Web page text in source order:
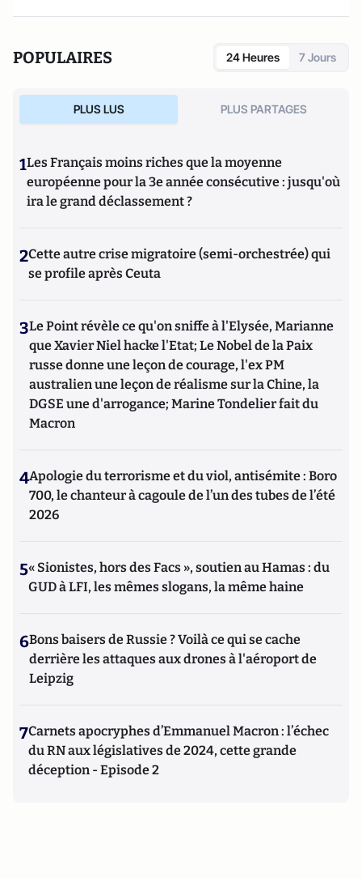
POPULAIRES 24 Heures 7 Jours
PLUS LUS PLUS PARTAGES
1Les Français moins riches que la moyenne
européenne pour la 3e année consécutive : jusqu'où
ira le grand déclassement ?
2Cette autre crise migratoire (semi-orchestrée) qui
se profile après Ceuta
3Le Point révèle ce qu'on sniffe à l'Elysée, Marianne
que Xavier Niel hacke l'Etat; Le Nobel de la Paix
russe donne une leçon de courage, l'ex PM
australien une leçon de réalisme sur la Chine, la
DGSE une d'arrogance; Marine Tondelier fait du
Macron
4Apologie du terrorisme et du viol, antisémite : Boro
700, le chanteur à cagoule de l’un des tubes de l’été
2026
5« Sionistes, hors des Facs », soutien au Hamas : du
GUD à LFI, les mêmes slogans, la même haine
6Bons baisers de Russie ? Voilà ce qui se cache
derrière les attaques aux drones à l'aéroport de
Leipzig
7Carnets apocryphes d’Emmanuel Macron : l’échec
du RN aux législatives de 2024, cette grande
déception - Episode 2